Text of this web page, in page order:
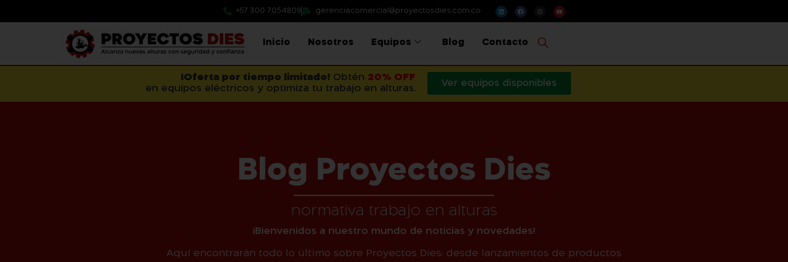
+57 300 7054809 gerenciacomercial@proyectosdies.com.co
Inicio Nosotros Equipos Blog Contacto
¡Oferta por tiempo limitado! Obtén 20% OFF
en equipos eléctricos y optimiza tu trabajo en alturas.
Ver equipos disponibles
Blog Proyectos Dies
normativa trabajo en alturas
¡Bienvenidos a nuestro mundo de noticias y novedades!
Aquí encontrarán todo lo último sobre Proyectos Dies: desde lanzamientos de productos